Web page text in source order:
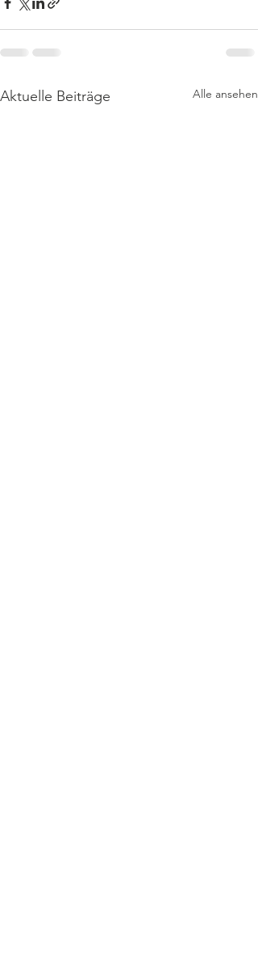
Aktuelle Beiträge Alle ansehen